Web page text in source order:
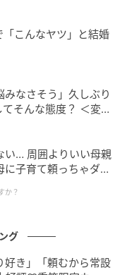
こんなヤツ」と結婚
みなさそう」久しぶり
そんな態度？ ＜変わ
い… 周囲よりいい母親
子育て頼っちゃダメ
か？
グ
好き」「頼むから常設